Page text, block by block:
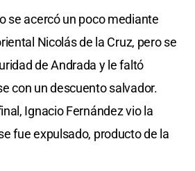
se acercó un poco mediante
Nicolás de la Cruz, pero se
de Andrada y le faltó
con un descuento salvador.
Ignacio Fernández vio la
fue expulsado, producto de la